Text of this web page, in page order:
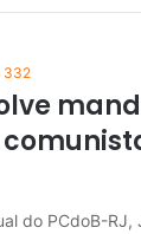
332
do PCdoB-RJ,